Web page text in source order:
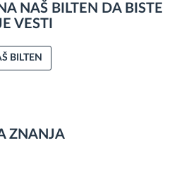
NAŠ BILTEN DA BISTE
VESTI
BILTEN
ZNANJA